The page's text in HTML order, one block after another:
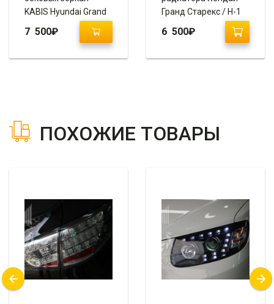
KABIS Hyundai Grand
7 500₽
Гранд Старекс / H-1
6 500₽
ПОХОЖИЕ ТОВАРЫ